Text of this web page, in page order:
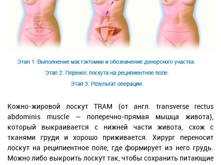
Кожно-жировой лоскут TRAM (от англ. transverse rectus
abdominis muscle — поперечно-прямая мышца живота),
который выкраивается с нижней части живота, схож с
тканями груди и хорошо приживается. Хирург переносит
лоскут на реципиентное поле, где формирует из него грудь.
Можно либо выкроить лоскут так, чтобы сохранить питающие